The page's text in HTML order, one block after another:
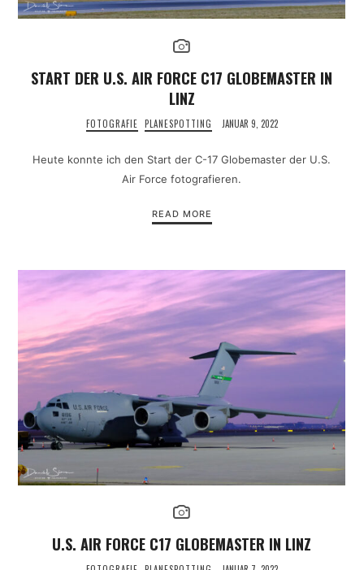
START DER U.S. AIR FORCE C17 GLOBEMASTER IN
LINZ
FOTOGRAFIE PLANESPOTTING JANUAR 9, 2022
Heute konnte ich den Start der C-17 Globemaster der U.S.
Air Force fotografieren.
READ MORE
U.S. AIR FORCE C17 GLOBEMASTER IN LINZ